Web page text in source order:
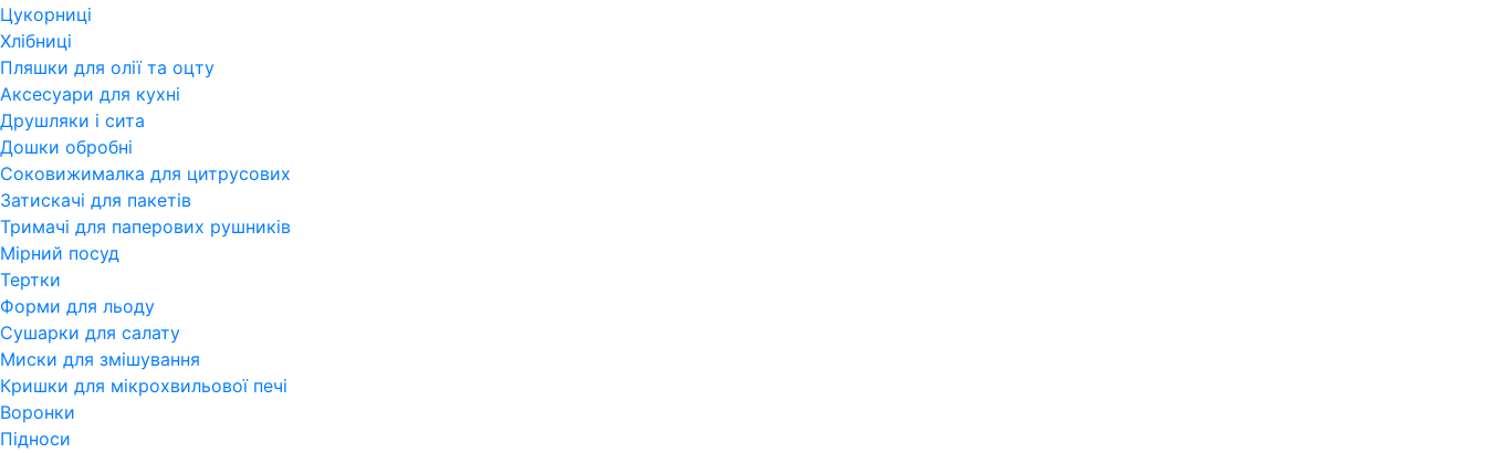
Цукорниці
Хлібниці
Пляшки для олії та оцту
Аксесуари для кухні
Друшляки і сита
Дошки обробні
Соковижималка для цитрусових
Затискачі для пакетів
Тримачі для паперових рушників
Мірний посуд
Тертки
Форми для льоду
Сушарки для салату
Миски для змішування
Кришки для мікрохвильової печі
Воронки
Підноси